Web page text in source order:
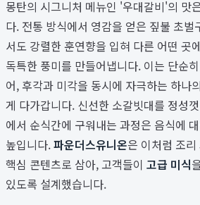
몽탄의 시그니처 메뉴인 '우대갈비'의 맛
다. 전통 방식에서 영감을 얻은 짚불 초벌
서도 강렬한 훈연향을 입혀 다른 어떤 곳
독특한 풍미를 만들어냅니다. 이는 단순
어, 후각과 미각을 동시에 자극하는 하나
게 다가갑니다. 신선한 소갈빗대를 정성
에서 순식간에 구워내는 과정은 음식에
높입니다.파운더스유니온은 이처럼 조
핵심 콘텐츠로 삼아, 고객들이 고급 미식
있도록 설계했습니다.